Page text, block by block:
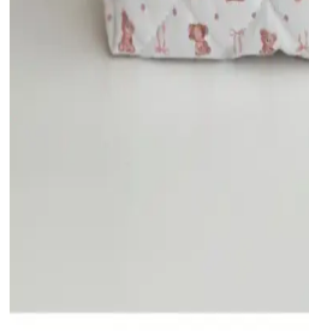
Ecoform Organizer ile NS
Makyaj Çantası